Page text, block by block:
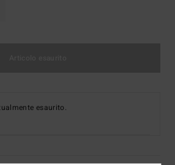
esaurito.